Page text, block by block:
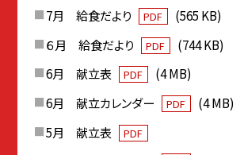
7月 給食だより
PDF
(565 KB)
６月 給食だより
PDF
(744 KB)
6月 献立表
PDF
(4 MB)
6月 献立カレンダー
PDF
(4 MB)
5月 献立表
PDF